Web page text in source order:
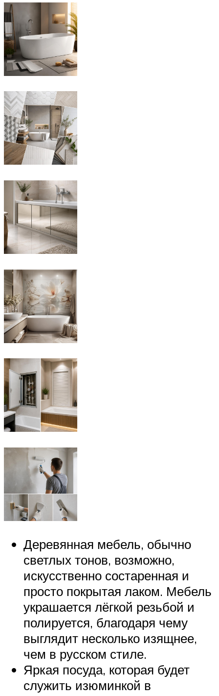
Деревянная мебель, обычно
светлых тонов, возможно,
искусственно состаренная и
просто покрытая лаком. Мебель
украшается лёгкой резьбой и
полируется, благодаря чему
выглядит несколько изящнее,
чем в русском стиле.
Яркая посуда, которая будет
служить изюминкой в